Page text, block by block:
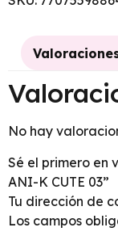
No hay
Sé el primero en
ANI-K CUTE 03”
Tu dirección de
Los campos